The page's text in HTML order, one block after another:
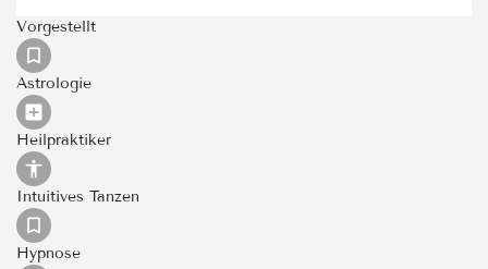
Vorgestellt
Astrologie
Heilpraktiker
Intuitives Tanzen
Hypnose